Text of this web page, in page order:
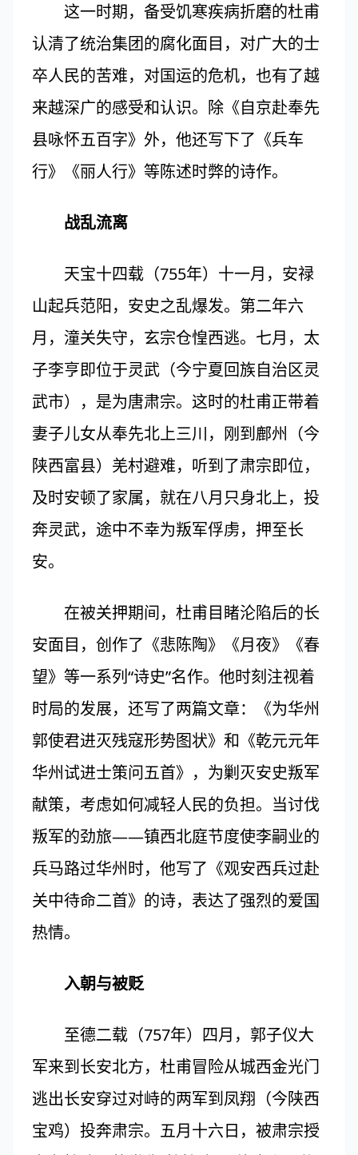
这一时期，备受饥寒疾病折磨的杜甫
认清了统治集团的腐化面目，对广大的士
卒人民的苦难，对国运的危机，也有了越
来越深广的感受和认识。除《自京赴奉先
县咏怀五百字》外，他还写下了《兵车
行》《丽人行》等陈述时弊的诗作。
战乱流离
天宝十四载（755年）十一月，安禄
山起兵范阳，安史之乱爆发。第二年六
月，潼关失守，玄宗仓惶西逃。七月，太
子李亨即位于灵武（今宁夏回族自治区灵
武市），是为唐肃宗。这时的杜甫正带着
妻子儿女从奉先北上三川，刚到鄜州（今
陕西富县）羌村避难，听到了肃宗即位，
及时安顿了家属，就在八月只身北上，投
奔灵武，途中不幸为叛军俘虏，押至长
安。
在被关押期间，杜甫目睹沦陷后的长
安面目，创作了《悲陈陶》《月夜》《春
望》等一系列“诗史”名作。他时刻注视着
时局的发展，还写了两篇文章：《为华州
郭使君进灭残寇形势图状》和《乾元元年
华州试进士策问五首》，为剿灭安史叛军
献策，考虑如何减轻人民的负担。当讨伐
叛军的劲旅——镇西北庭节度使李嗣业的
兵马路过华州时，他写了《观安西兵过赴
关中待命二首》的诗，表达了强烈的爱国
热情。
入朝与被贬
至德二载（757年）四月，郭子仪大
军来到长安北方，杜甫冒险从城西金光门
逃出长安穿过对峙的两军到凤翔（今陕西
宝鸡）投奔肃宗。五月十六日，被肃宗授